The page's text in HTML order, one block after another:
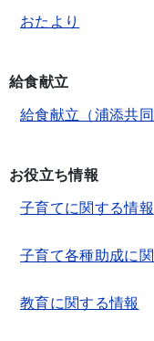
おたより
給食献立
給食献立（浦添共同
お役立ち情報
子育てに関する情報
子育て各種助成に
教育に関する情報